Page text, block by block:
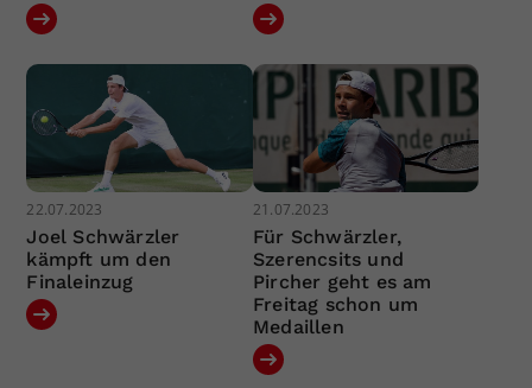
22.07.2023
Joel Schwärzler
kämpft um den
Finaleinzug
21.07.2023
Für Schwärzler,
Szerencsits und
Pircher geht es am
Freitag schon um
Medaillen